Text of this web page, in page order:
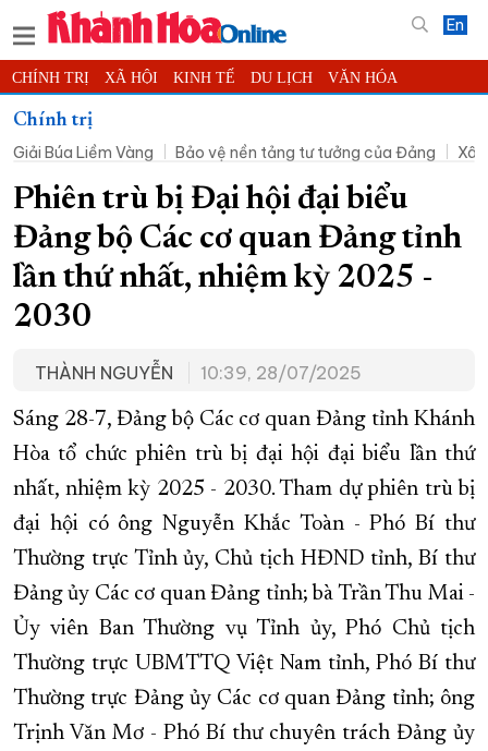
En
CHÍNH TRỊ XÃ HỘI KINH TẾ DU LỊCH VĂN HÓA
THỂ THAO
KHOA HỌC - CÔNG NGHỆ PHÁP LUẬT BẠN ĐỌC PHÓNG SỰ
THẾ GIỚI MULTIMEDIA VIDEO ĐỌC BÁO ONLINE
PODCAST THÔNG TIN - QUẢNG CÁO
QUY HOẠCH TỈNH KHÁNH HÒA
TRƯỜNG SA BIỂN ĐẢO QUÊ HƯƠNG
XÂY DỰNG NÔNG THÔN MỚI LỊCH CẮT ĐIỆN
TÀU - XE - MÁY BAY
KỶ NIỆM 370 NĂM XÂY DỰNG VÀ PHÁT TRIỂN TỈNH KHÁNH HÒA
KHOẢNH KHẮC ĐẸP XỨ TRẦM
XÂY DỰNG KHÁNH HÒA TRỞ THÀNH THÀNH PHỐ TRỰC THUỘC
ĐẠI HỘI ĐẢNG CÁC CẤP TRANG CHỦ VỀ BÁO KHÁNH HÒA
Chính trị
Giải Búa Liềm Vàng
Bảo vệ nền tảng tư tưởng của Đảng
Phiên trù bị Đại hội đại biểu
Đảng bộ Các cơ quan Đảng tỉnh
lần thứ nhất, nhiệm kỳ 2025 -
2030
THÀNH NGUYỄN 10:39, 28/07/2025
Sáng 28-7, Đảng bộ Các cơ quan Đảng tỉnh Khánh
Hòa tổ chức phiên trù bị đại hội đại biểu lần thứ
nhất, nhiệm kỳ 2025 - 2030. Tham dự phiên trù bị
đại hội có ông Nguyễn Khắc Toàn - Phó Bí thư
Thường trực Tỉnh ủy, Chủ tịch HĐND tỉnh, Bí thư
Đảng ủy Các cơ quan Đảng tỉnh; bà Trần Thu Mai -
Ủy viên Ban Thường vụ Tỉnh ủy, Phó Chủ tịch
Thường trực UBMTTQ Việt Nam tỉnh, Phó Bí thư
Thường trực Đảng ủy Các cơ quan Đảng tỉnh; ông
Trịnh Văn Mơ - Phó Bí thư chuyên trách Đảng ủy